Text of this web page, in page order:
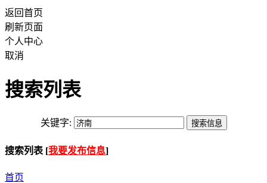
返回首页
刷新页面
个人中心
取消
搜索列表
关键字:
搜索列表 [我要发布信息]
首页